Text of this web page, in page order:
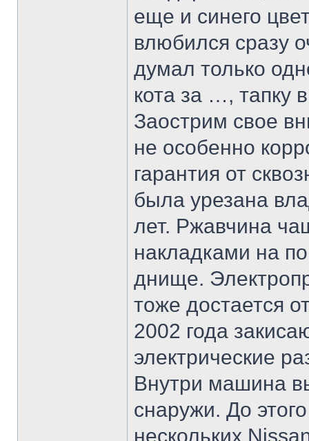
еще и синего
влюбился сразу
думал только
кота за …, тапку
Заострим свое
не особенно
гарантия от
была урезана
лет. Ржавчина
накладками на
днище.
тоже достается
2002 года
электрические
Внутри машина
снаружи. До
нескольких